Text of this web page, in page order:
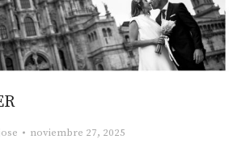
noviembre 27, 2025